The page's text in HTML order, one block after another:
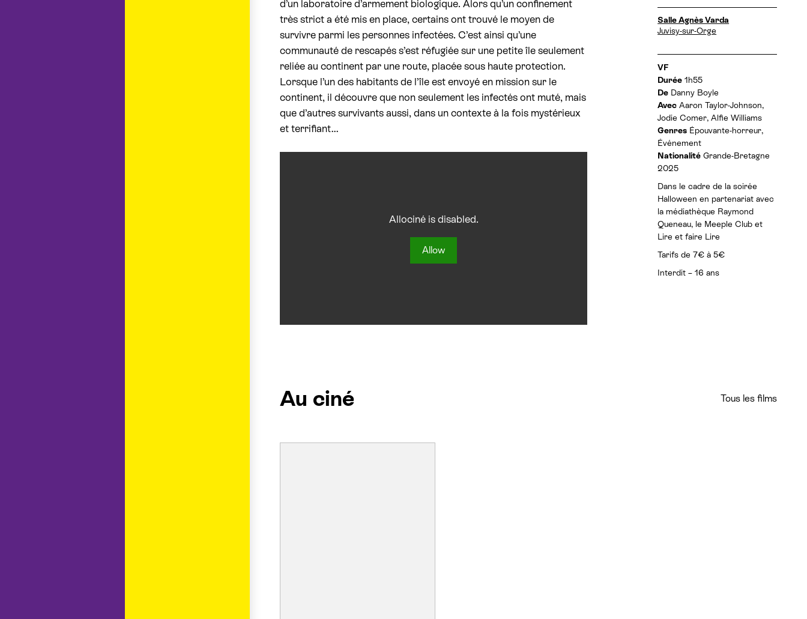
d’un laboratoire d’armement biologique. Alors qu’un confinement
très strict a été mis en place, certains ont trouvé le moyen de
survivre parmi les personnes infectées. C’est ainsi qu’une
communauté de rescapés s’est réfugiée sur une petite île seulement
reliée au continent par une route, placée sous haute protection.
Lorsque l’un des habitants de l’île est envoyé en mission sur le
continent, il découvre que non seulement les infectés ont muté, mais
que d’autres survivants aussi, dans un contexte à la fois mystérieux
et terrifiant…
Allociné is disabled.
Allow
D
a
e
s
e
t
h
o
r
a
i
r
e
s
:
Salle Agnès Varda
Juvisy-sur-Orge
I
n
f
o
r
m
a
t
i
o
n
s
VF
Durée 1h55
De Danny Boyle
Avec Aaron Taylor-Johnson,
Jodie Comer, Alfie Williams
Genres Épouvante-horreur,
Événement
Nationalité Grande-Bretagne
2025
Dans le cadre de la soirée
Halloween en partenariat avec
la médiathèque Raymond
Queneau, le Meeple Club et
Lire et faire Lire
Tarifs de 7€ à 5€
Interdit – 16 ans
Au ciné Tous les films